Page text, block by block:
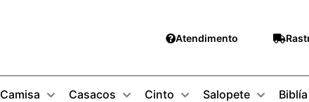
Atendimento
Camisa Casacos Cinto Salopete Biblía